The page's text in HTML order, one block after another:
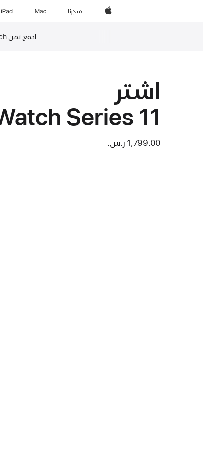
Apple‏المتجر Mac
iPad‏
ادفع ثمن Apple Watch بالتسديد على ما يصل إلى 24 قسطاً مع ”تمارا“‏
اشتر
Series 11‏
1,799.00 ر.س.‏